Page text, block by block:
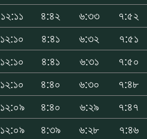
১২:১১ ৪:৪২ ৬:৩৩
৭:৫২
১২:১০ ৪:৪১ ৬:৩২
৭:৫১
১২:১০ ৪:৪১ ৬:৩১
৭:৫০
১২:১০ ৪:৪০ ৬:৩০
৭:৪৮
১২:০৯ ৪:৪০ ৬:২৯
৭:৪৭
১২:০৯ ৪:৩৯ ৬:২৮
৭:৪৬